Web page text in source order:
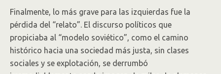
Finalmente, lo más grave para las izquierdas fue la
pérdida del “relato”. El discurso políticos que
propiciaba al “modelo soviético”, como el camino
histórico hacia una sociedad más justa, sin clases
sociales y se explotación, se derrumbó